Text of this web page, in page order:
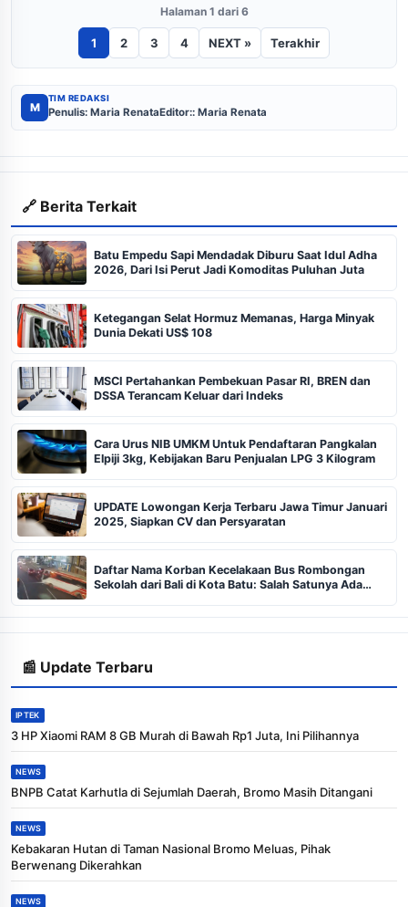
Halaman 1 dari 6
1 2 3 4 NEXT » Terakhir
M
TIM REDAKSI
Penulis: Maria RenataEditor:: Maria Renata
🔗 Berita Terkait
Batu Empedu Sapi Mendadak Diburu Saat Idul Adha
2026, Dari Isi Perut Jadi Komoditas Puluhan Juta
Ketegangan Selat Hormuz Memanas, Harga Minyak
Dunia Dekati US$ 108
MSCI Pertahankan Pembekuan Pasar RI, BREN dan
DSSA Terancam Keluar dari Indeks
Cara Urus NIB UMKM Untuk Pendaftaran Pangkalan
Elpiji 3kg, Kebijakan Baru Penjualan LPG 3 Kilogram
UPDATE Lowongan Kerja Terbaru Jawa Timur Januari
2025, Siapkan CV dan Persyaratan
Daftar Nama Korban Kecelakaan Bus Rombongan
Sekolah dari Bali di Kota Batu: Salah Satunya Ada
📰 Update Terbaru
IPTEK
3 HP Xiaomi RAM 8 GB Murah di Bawah Rp1 Juta, Ini Pilihannya
NEWS
BNPB Catat Karhutla di Sejumlah Daerah, Bromo Masih Ditangani
NEWS
Kebakaran Hutan di Taman Nasional Bromo Meluas, Pihak
Berwenang Dikerahkan
NEWS